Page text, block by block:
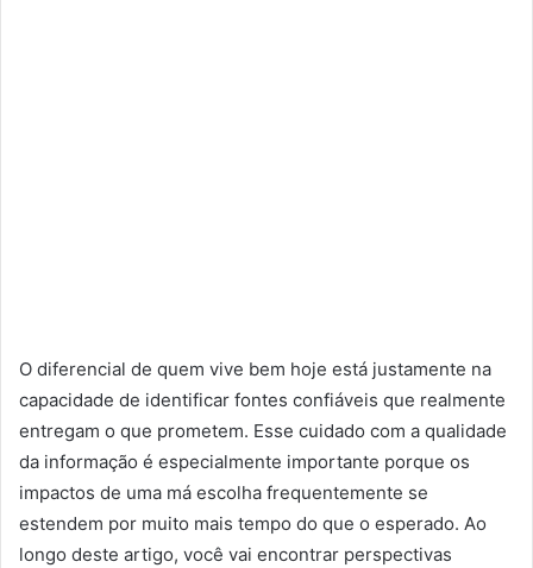
O diferencial de quem vive bem hoje está justamente na
capacidade de identificar fontes confiáveis que realmente
entregam o que prometem. Esse cuidado com a qualidade
da informação é especialmente importante porque os
impactos de uma má escolha frequentemente se
estendem por muito mais tempo do que o esperado. Ao
longo deste artigo, você vai encontrar perspectivas